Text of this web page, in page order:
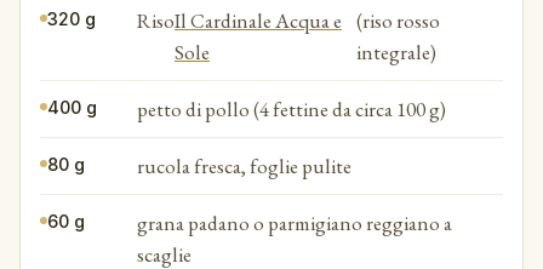
320 g RisoIl Cardinale Acqua e
Sole
(riso rosso
integrale)
400 g petto di pollo (4 fettine da circa 100 g)
80 g rucola fresca, foglie pulite
60 g
grana padano o parmigiano reggiano a
scaglie